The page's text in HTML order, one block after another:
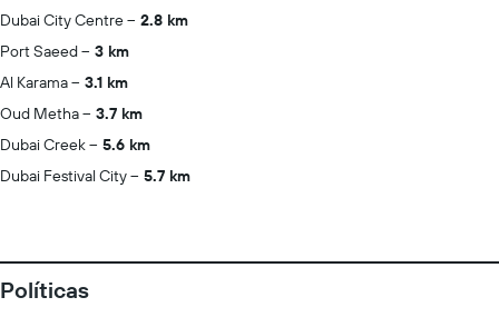
Dubai City Centre
2.8 km
Port Saeed
3 km
Al Karama
3.1 km
Oud Metha
3.7 km
Dubai Creek
5.6 km
Dubai Festival City
5.7 km
Políticas